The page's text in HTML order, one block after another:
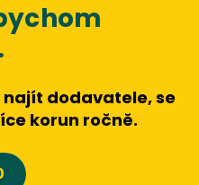
dodavatele, se
korun ročně.